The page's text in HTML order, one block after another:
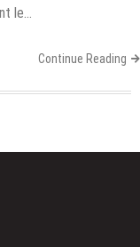
le…
Continue Reading